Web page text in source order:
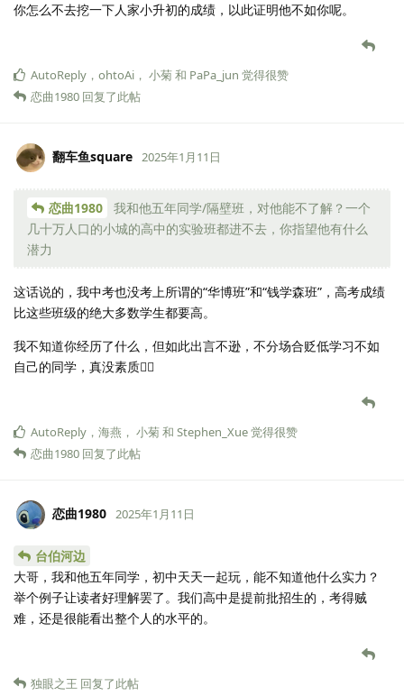
你怎么不去挖一下人家小升初的成绩，以此证明他不如你呢。
AutoReply ， ohtoAi ， 小菊和 PaPa_jun 觉得很赞
恋曲1980 回复了此帖
翻车鱼square 2025年1月11日
恋曲1980
我和他五年同学/隔壁班，对他能不了解？一个
几十万人口的小城的高中的实验班都进不去，你指望他有什么
潜力
这话说的，我中考也没考上所谓的“华博班”和“钱学森班”，高考成绩
比这些班级的绝大多数学生都要高。
我不知道你经历了什么，但如此出言不逊，不分场合贬低学习不如
自己的同学，真没素质👎🏻
AutoReply ， 海燕 ， 小菊和 Stephen_Xue觉得很赞
恋曲1980 回复了此帖
恋曲1980 2025年1月11日
台伯河边
大哥，我和他五年同学，初中天天一起玩，能不知道他什么实力？
举个例子让读者好理解罢了。我们高中是提前批招生的，考得贼
难，还是很能看出整个人的水平的。
独眼之王 回复了此帖